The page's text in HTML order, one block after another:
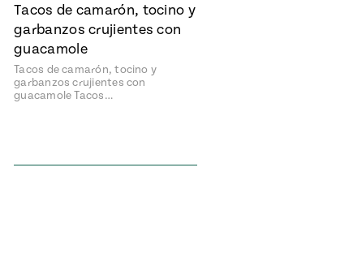
Tacos de camarón, tocino y
garbanzos crujientes con
guacamole
Tacos de camarón, tocino y
garbanzos crujientes con
guacamole Tacos…